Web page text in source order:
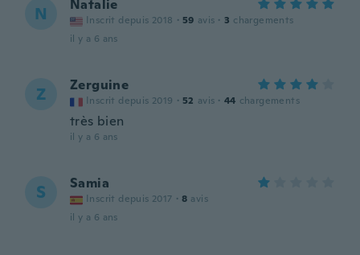
N Natalie
Inscrit depuis 2018 · 59 avis · 3 chargements
il y a 6 ans
Z Zerguine
Inscrit depuis 2019 · 52 avis · 44 chargements
très bien
il y a 6 ans
S Samia
Inscrit depuis 2017 · 8 avis
il y a 6 ans